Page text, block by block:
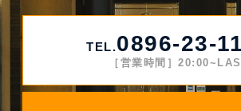
TEL.0896-23-
［営業時間］